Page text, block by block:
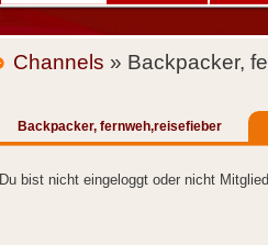
Channels » Backpacker,
Backpacker, fernweh,reisefieber
Du bist nicht eingeloggt oder nicht